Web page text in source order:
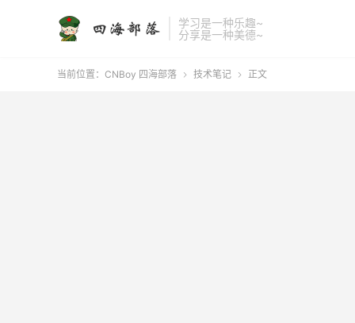
学习是一种乐趣~
分享是一种美德~
当前位置： CNBoy 四海部落  技术笔记  正文